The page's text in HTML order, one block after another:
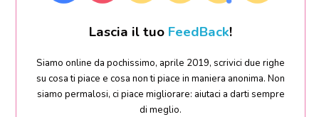
Lascia il tuo FeedBack!
Siamo online da pochissimo, aprile 2019, scrivici due righe
su cosa ti piace e cosa non ti piace in maniera anonima. Non
siamo permalosi, ci piace migliorare: aiutaci a darti sempre
di meglio.